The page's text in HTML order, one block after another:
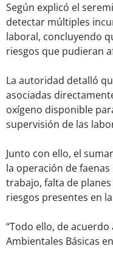
Según explicó el
detectar múltiples
laboral, concluyendo
riesgos que pudieran
La autoridad detalló
asociadas
oxígeno disponible
supervisión de las
Junto con ello, el
la operación de
trabajo, falta de
riesgos presentes en
“Todo ello, de
Ambientales Básicas